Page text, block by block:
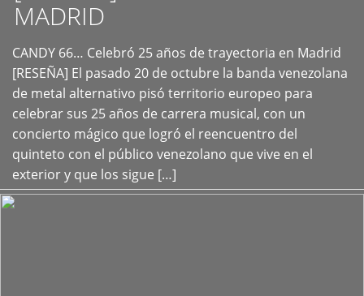
MADRID
CANDY 66… Celebró 25 años de trayectoria en Madrid
[RESEÑA] El pasado 20 de octubre la banda venezolana
de metal alternativo pisó territorio europeo para
celebrar sus 25 años de carrera musical, con un
concierto mágico que logró el reencuentro del
quinteto con el público venezolano que vive en el
exterior y que los sigue […]
+